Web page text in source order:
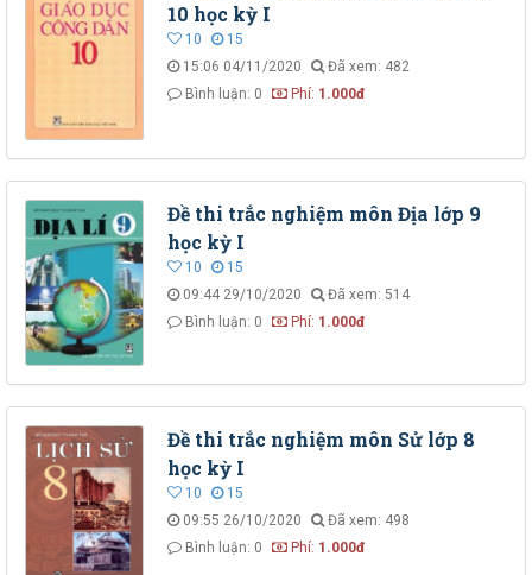
10 học kỳ I
10
15
15:06 04/11/2020
Đã xem: 482
Bình luận: 0
Phí: 1.000đ
Đề thi trắc nghiệm môn Địa lớp 9
học kỳ I
10
15
09:44 29/10/2020
Đã xem: 514
Bình luận: 0
Phí: 1.000đ
Đề thi trắc nghiệm môn Sử lớp 8
học kỳ I
10
15
09:55 26/10/2020
Đã xem: 498
Bình luận: 0
Phí: 1.000đ